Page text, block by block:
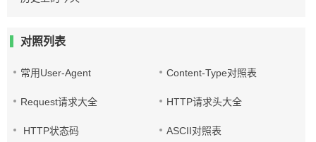
对照列表
常用User-Agent Content-Type对照表
Request请求大全 HTTP请求头大全
HTTP状态码 ASCII对照表